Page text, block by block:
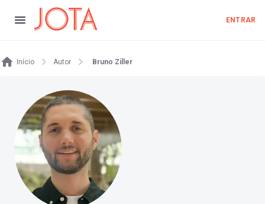
ENTRAR
Início Autor Bruno Ziller